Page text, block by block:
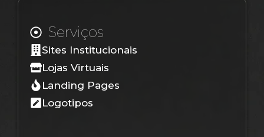
Serviços
Sites Institucionais
Lojas Virtuais
Landing Pages
Logotipos